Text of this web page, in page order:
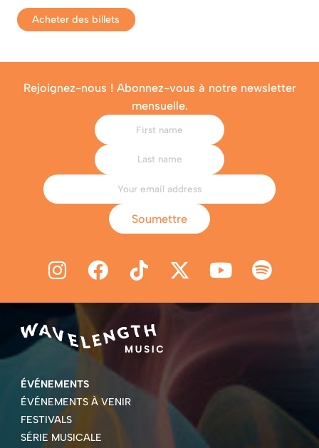
Acheter des billets
Rejoignez-nous ! Abonnez-vous à notre newsletter
mensuelle.
Soumettre
ÉVÉNEMENTS
ÉVÉNEMENTS À VENIR
FESTIVALS
SÉRIE MUSICALE